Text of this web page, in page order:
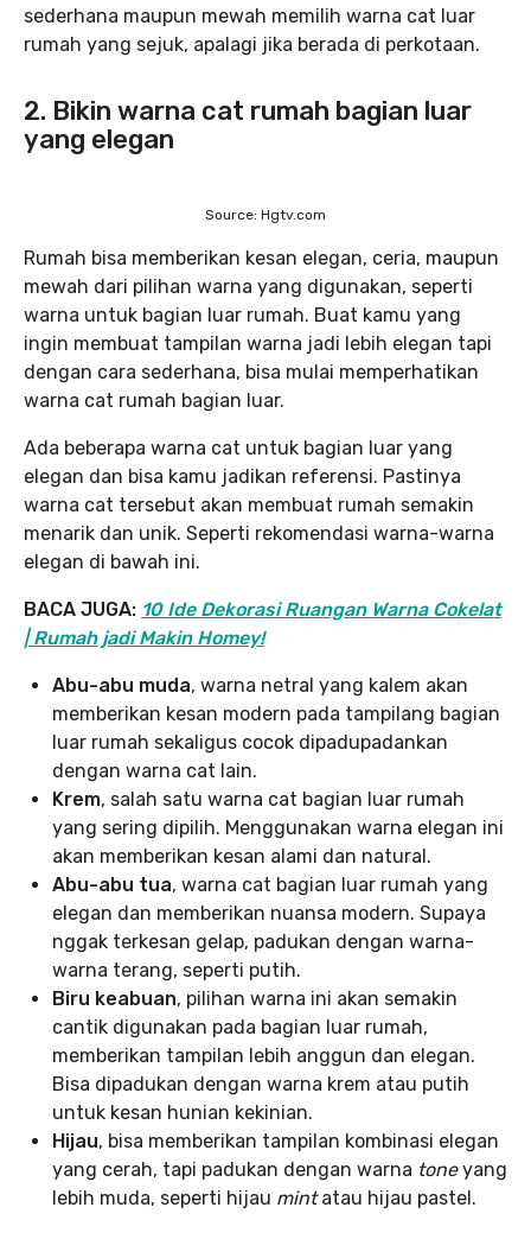
sederhana maupun mewah memilih warna cat luar
rumah yang sejuk, apalagi jika berada di perkotaan.
2. Bikin warna cat rumah bagian luar
yang elegan
Source: Hgtv.com
Rumah bisa memberikan kesan elegan, ceria, maupun
mewah dari pilihan warna yang digunakan, seperti
warna untuk bagian luar rumah. Buat kamu yang
ingin membuat tampilan warna jadi lebih elegan tapi
dengan cara sederhana, bisa mulai memperhatikan
warna cat rumah bagian luar.
Ada beberapa warna cat untuk bagian luar yang
elegan dan bisa kamu jadikan referensi. Pastinya
warna cat tersebut akan membuat rumah semakin
menarik dan unik. Seperti rekomendasi warna-warna
elegan di bawah ini.
BACA JUGA: 10 Ide Dekorasi Ruangan Warna Cokelat
| Rumah jadi Makin Homey!
Abu-abu muda, warna netral yang kalem akan
memberikan kesan modern pada tampilang bagian
luar rumah sekaligus cocok dipadupadankan
dengan warna cat lain.
Krem, salah satu warna cat bagian luar rumah
yang sering dipilih. Menggunakan warna elegan ini
akan memberikan kesan alami dan natural.
Abu-abu tua, warna cat bagian luar rumah yang
elegan dan memberikan nuansa modern. Supaya
nggak terkesan gelap, padukan dengan warna-
warna terang, seperti putih.
Biru keabuan, pilihan warna ini akan semakin
cantik digunakan pada bagian luar rumah,
memberikan tampilan lebih anggun dan elegan.
Bisa dipadukan dengan warna krem atau putih
untuk kesan hunian kekinian.
Hijau, bisa memberikan tampilan kombinasi elegan
yang cerah, tapi padukan dengan warna toneyang
lebih muda, seperti hijau mintatau hijau pastel.